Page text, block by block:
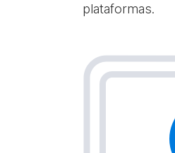
plataformas.